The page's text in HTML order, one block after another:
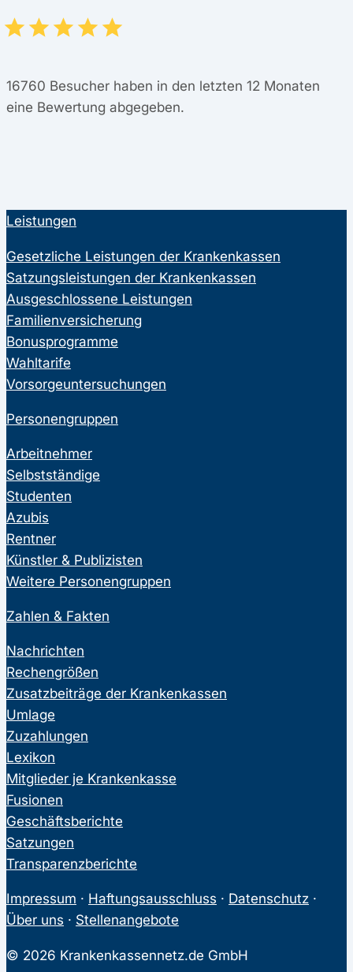
16760 Besucher haben in den letzten 12 Monaten
eine Bewertung abgegeben.
Leistungen
Gesetzliche Leistungen der Krankenkassen
Satzungsleistungen der Krankenkassen
Ausgeschlossene Leistungen
Familienversicherung
Bonusprogramme
Wahltarife
Vorsorgeuntersuchungen
Personengruppen
Arbeitnehmer
Selbstständige
Studenten
Azubis
Rentner
Künstler & Publizisten
Weitere Personengruppen
Zahlen & Fakten
Nachrichten
Rechengrößen
Zusatzbeiträge der Krankenkassen
Umlage
Zuzahlungen
Lexikon
Mitglieder je Krankenkasse
Fusionen
Geschäftsberichte
Satzungen
Transparenzberichte
Impressum · Haftungsausschluss · Datenschutz ·
Über uns · Stellenangebote
© 2026 Krankenkassennetz.de GmbH